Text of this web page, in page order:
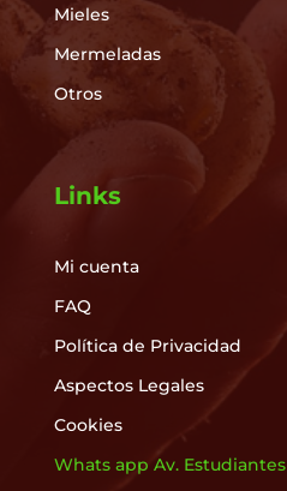
Mieles
Mermeladas
Otros
Links
Mi cuenta
FAQ
Política de Privacidad
Aspectos Legales
Cookies
Whats app Av. Estudiantes